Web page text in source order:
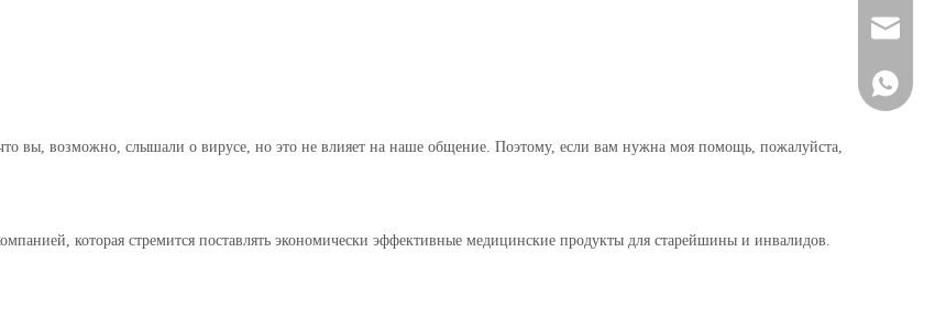
вы, возможно, слышали о вирусе, но это не влияет на наше общение. Поэтому, если вам нужна моя помощь, пожалуйста,
которая стремится поставлять экономически эффективные медицинские продукты для старейшины и инвалидов.
+86-